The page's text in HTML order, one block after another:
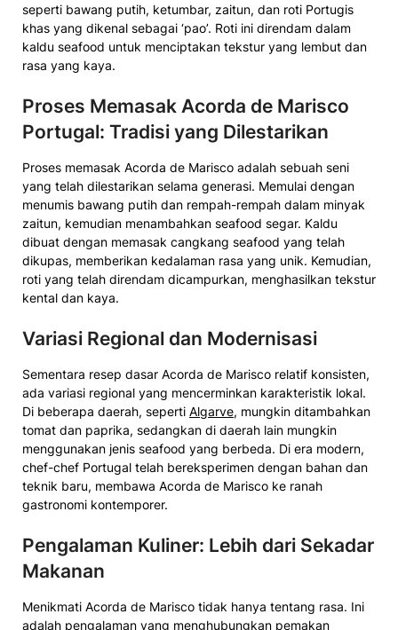
seperti bawang putih, ketumbar, zaitun, dan roti Portugis
khas yang dikenal sebagai ‘pao’. Roti ini direndam dalam
kaldu seafood untuk menciptakan tekstur yang lembut dan
rasa yang kaya.
Proses Memasak Acorda de Marisco
Portugal: Tradisi yang Dilestarikan
Proses memasak Acorda de Marisco adalah sebuah seni
yang telah dilestarikan selama generasi. Memulai dengan
menumis bawang putih dan rempah-rempah dalam minyak
zaitun, kemudian menambahkan seafood segar. Kaldu
dibuat dengan memasak cangkang seafood yang telah
dikupas, memberikan kedalaman rasa yang unik. Kemudian,
roti yang telah direndam dicampurkan, menghasilkan tekstur
kental dan kaya.
Variasi Regional dan Modernisasi
Sementara resep dasar Acorda de Marisco relatif konsisten,
ada variasi regional yang mencerminkan karakteristik lokal.
Di beberapa daerah, seperti Algarve, mungkin ditambahkan
tomat dan paprika, sedangkan di daerah lain mungkin
menggunakan jenis seafood yang berbeda. Di era modern,
chef-chef Portugal telah bereksperimen dengan bahan dan
teknik baru, membawa Acorda de Marisco ke ranah
gastronomi kontemporer.
Pengalaman Kuliner: Lebih dari Sekadar
Makanan
Menikmati Acorda de Marisco tidak hanya tentang rasa. Ini
adalah pengalaman yang menghubungkan pemakan